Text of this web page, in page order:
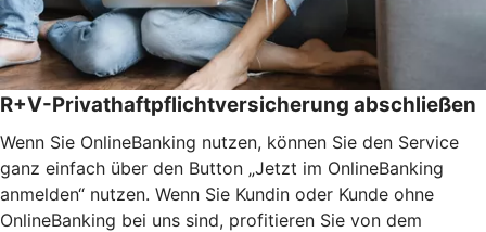
R+V-Privathaftpflichtversicherung abschließen
Wenn Sie OnlineBanking nutzen, können Sie den Service
ganz einfach über den Button „Jetzt im OnlineBanking
anmelden“ nutzen. Wenn Sie Kundin oder Kunde ohne
OnlineBanking bei uns sind, profitieren Sie von dem